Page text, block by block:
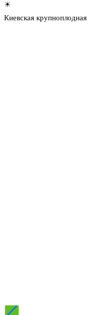
☀
Киевская крупноплодная